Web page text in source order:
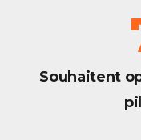
Souhaitent